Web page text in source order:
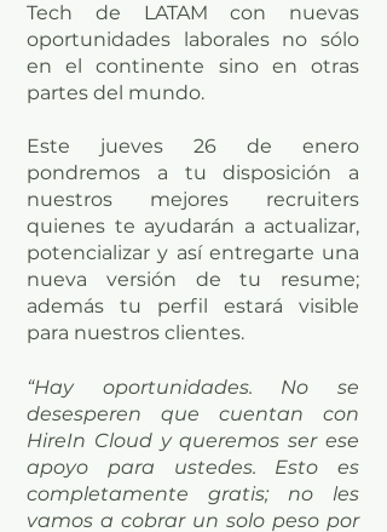
Tech de LATAM con nuevas
oportunidades laborales no sólo
en el continente sino en otras
partes del mundo.
Este jueves 26 de enero
pondremos a tu disposición a
nuestros mejores recruiters
quienes te ayudarán a actualizar,
potencializar y así entregarte una
nueva versión de tu resume;
además tu perfil estará visible
para nuestros clientes.
“Hay oportunidades. No se
desesperen que cuentan con
HireIn Cloud y queremos ser ese
apoyo para ustedes. Esto es
completamente gratis; no les
vamos a cobrar un solo peso por